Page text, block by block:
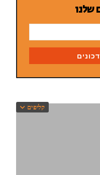
קליפים